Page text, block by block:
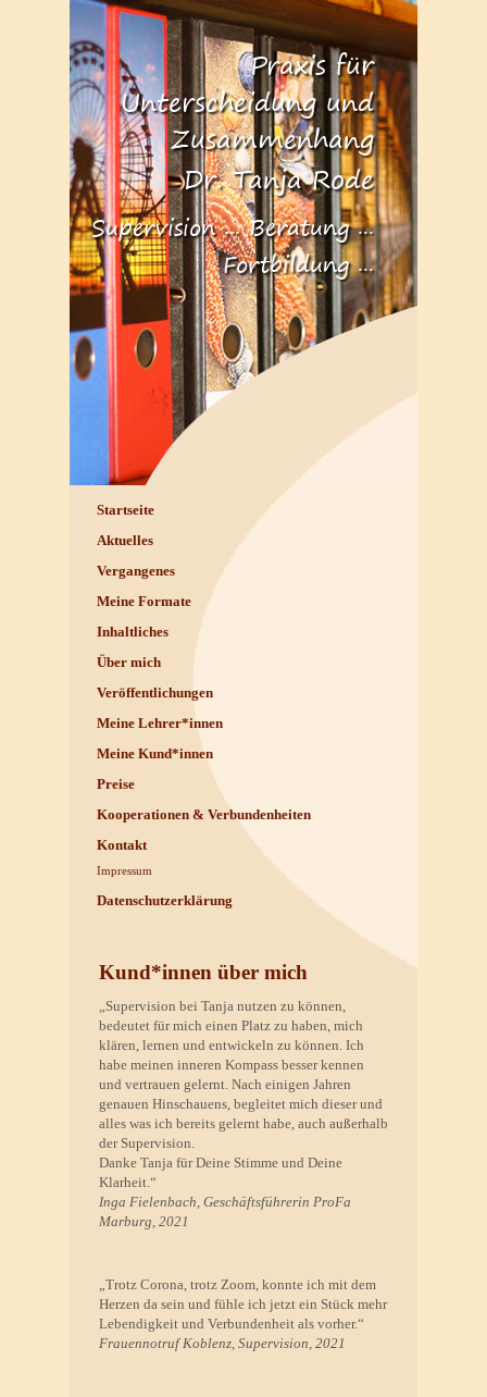
Praxis für
Unterscheidung und
Zusammenhang
Dr. Tanja Rode
Supervision ... Beratung ...
Fortbildung ...
Startseite
Aktuelles
Vergangenes
Meine Formate
Inhaltliches
Über mich
Veröffentlichungen
Meine Lehrer*innen
Meine Kund*innen
Preise
Kooperationen & Verbundenheiten
Kontakt
Impressum
Datenschutzerklärung
Kund*innen über mich
„Supervision bei Tanja nutzen zu können,
bedeutet für mich einen Platz zu haben, mich
klären, lernen und entwickeln zu können. Ich
habe meinen inneren Kompass besser kennen
und vertrauen gelernt. Nach einigen Jahren
genauen Hinschauens, begleitet mich dieser und
alles was ich bereits gelernt habe, auch außerhalb
der Supervision.
Danke Tanja für Deine Stimme und Deine
Klarheit.“
Inga Fielenbach, Geschäftsführerin ProFa
Marburg, 2021
„Trotz Corona, trotz Zoom, konnte ich mit dem
Herzen da sein und fühle ich jetzt ein Stück mehr
Lebendigkeit und Verbundenheit als vorher.“
Frauennotruf Koblenz, Supervision, 2021